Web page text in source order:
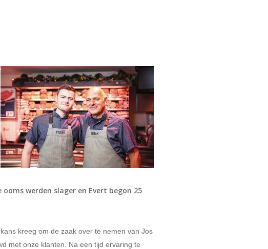
werden slager en Evert begon 25
kreeg om de zaak over te nemen van Jos
met onze klanten. Na een tijd ervaring te